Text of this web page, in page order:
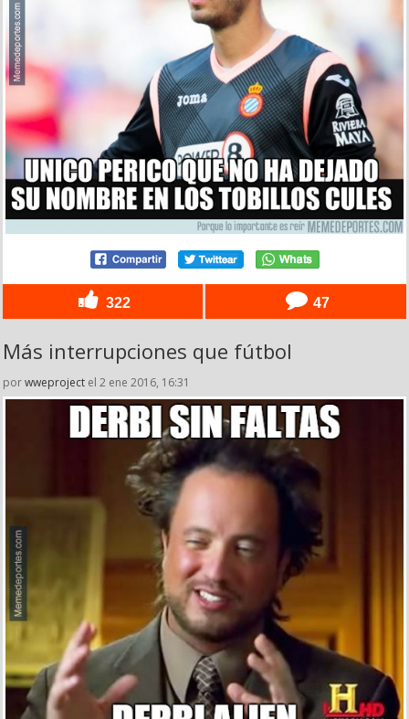
322 47
Más interrupciones que fútbol
porwweproject el 2 ene 2016, 16:31